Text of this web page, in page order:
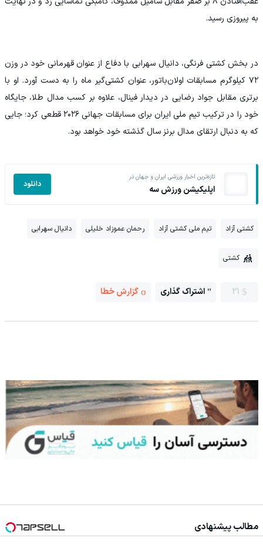
به پیروزی رسید.
در بخش کشتی فرنگی، دانیال سهرابی با دفاع از عنوان قهرمانی خود در وزن
۷۲ کیلوگرم مسابقات اولان‌باتور، عنوان کشتی‌گیر ماه را به دست آورد. او با
برتری مقابل جواد رضایی در دیدار فینال، علاوه بر کسب مدال طلا، جایگاه
خود را در ترکیب تیم ملی ایران برای مسابقات جهانی ۲۰۲۶ قطعی کرد؛ جایی
که به دنبال ارتقای مدال برنز سال گذشته خود خواهد بود.
تازه‌ترین اخبار ورزشی ایران و جهان در
اپلیکیشن ورزش سه دانلود
کشتی آزاد تیم ملی کشتی آزاد رحمان عموزاد خلیلی دانیال سهرابی
کشتی
21 اشتراک گذاری گزارش خطا
مطالب پیشنهادی